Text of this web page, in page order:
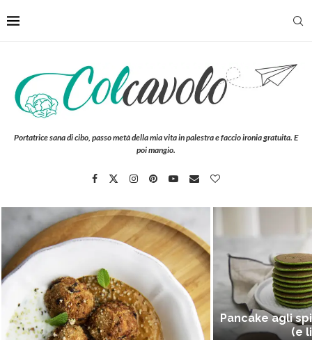
Portatrice sana di cibo, passo metà della mia vita in palestra e faccio ironia gratuita. E
poi mangio.
Pancake agli
(e